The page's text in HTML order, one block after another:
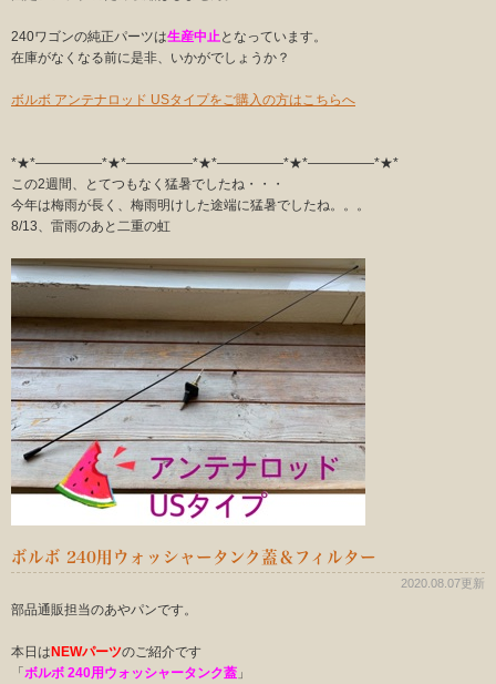
240ワゴンの純正パーツは生産中止となっています。
在庫がなくなる前に是非、いかがでしょうか？
ボルボ アンテナロッド USタイプをご購入の方はこちらへ
*★*―――――*★*―――――*★*―――――*★*―――――*★*
この2週間、とてつもなく猛暑でしたね・・・
今年は梅雨が長く、梅雨明けした途端に猛暑でしたね。。。
8/13、雷雨のあと二重の虹
ボルボ 240用ウォッシャータンク蓋＆フィルター
2020.08.07更新
部品通販担当のあやパンです。
本日は NEWパーツのご紹介です
「 ボルボ 240用ウォッシャータンク蓋 」